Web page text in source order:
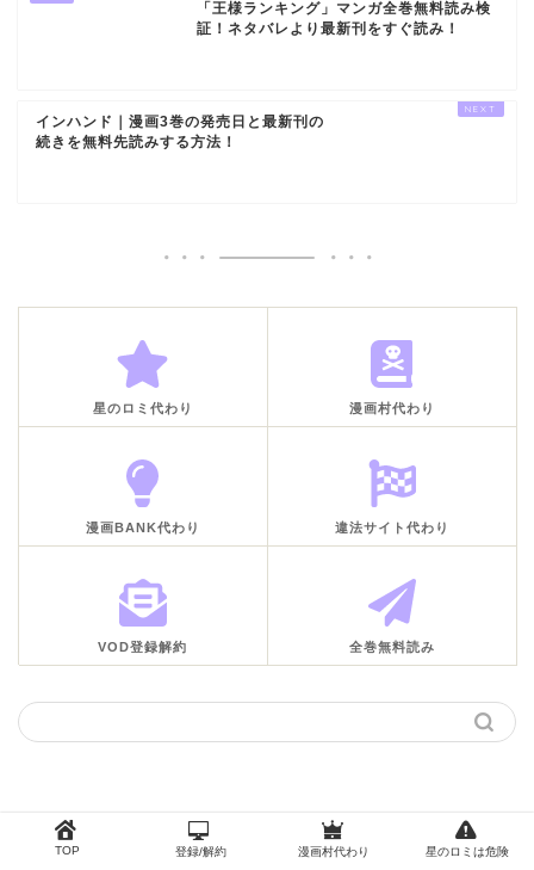
「王様ランキング」マンガ全巻無料読み検
証！ネタバレより最新刊をすぐ読み！
インハンド｜漫画3巻の発売日と最新刊の
続きを無料先読みする方法！
星のロミ代わり 漫画村代わり
漫画BANK代わり 違法サイト代わり
VOD登録解約 全巻無料読み
TOP 登録/解約 漫画村代わり 星のロミは危険